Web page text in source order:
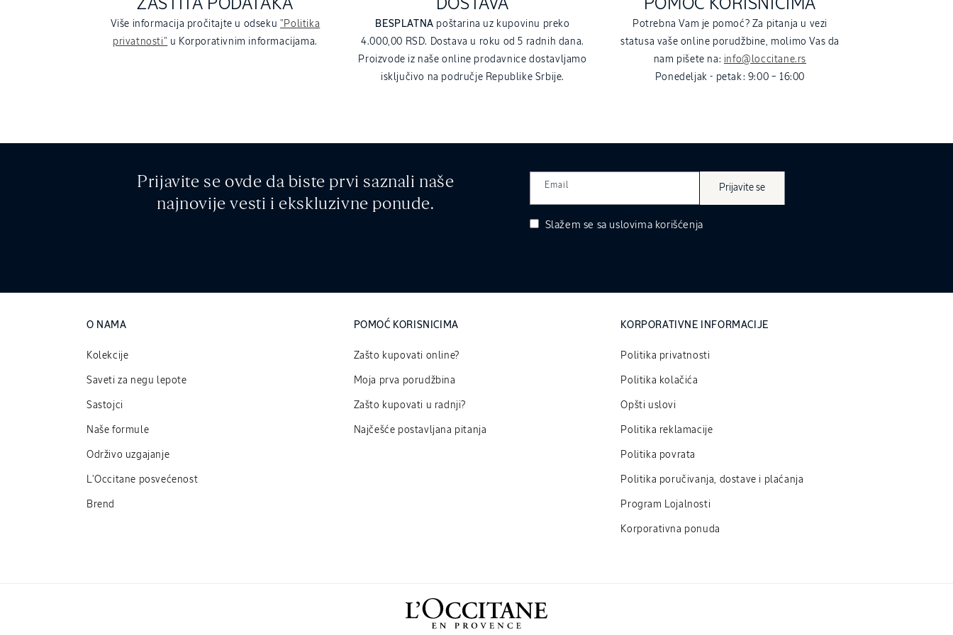
ZAŠTITA PODATAKA
Više informacija pročitajte u odseku "Politika
privatnosti" u Korporativnim informacijama.
DOSTAVA
BESPLATNA poštarina uz kupovinu preko
4.000,00 RSD. Dostava u roku od 5 radnih dana.
Proizvode iz naše online prodavnice dostavljamo
isključivo na područje Republike Srbije.
POMOĆ KORISNICIMA
Potrebna Vam je pomoć? Za pitanja u vezi
statusa vaše online porudžbine, molimo Vas da
nam pišete na: info@loccitane.rs
Ponedeljak - petak: 9:00 – 16:00
Prijavite se ovde da biste prvi saznali naše
najnovije vesti i ekskluzivne ponude.
Email Prijavite se
Slažem se sa uslovima korišćenja
O NAMA
Kolekcije
Saveti za negu lepote
Sastojci
Naše formule
Održivo uzgajanje
L'Occitane posvećenost
Brend
POMOĆ KORISNICIMA
Zašto kupovati online?
Moja prva porudžbina
Zašto kupovati u radnji?
Najčešće postavljana pitanja
KORPORATIVNE INFORMACIJE
Politika privatnosti
Politika kolačića
Opšti uslovi
Politika reklamacije
Politika povrata
Politika poručivanja, dostave i plaćanja
Program Lojalnosti
Korporativna ponuda